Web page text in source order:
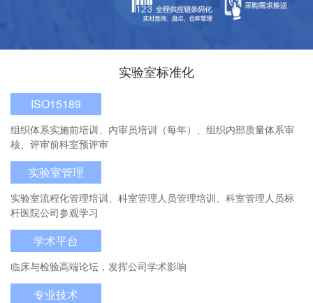
实验室标准化
ISO15189
组织体系实施前培训、内审员培训（每年）、组织内部质量体系审
核、评审前科室预评审
实验室管理
实验室流程化管理培训、科室管理人员管理培训、科室管理人员标
杆医院公司参观学习
学术平台
临床与检验高端论坛，发挥公司学术影响
专业技术